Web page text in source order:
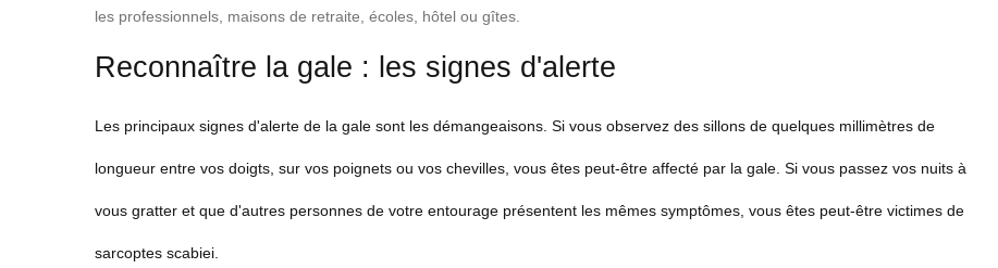
les professionnels, maisons de retraite, écoles, hôtel ou gîtes.
Reconnaître la gale : les signes d'alerte
Les principaux signes d'alerte de la gale sont les démangeaisons. Si vous observez des sillons de quelques millimètres de
longueur entre vos doigts, sur vos poignets ou vos chevilles, vous êtes peut-être affecté par la gale. Si vous passez vos nuits à
vous gratter et que d'autres personnes de votre entourage présentent les mêmes symptômes, vous êtes peut-être victimes de
sarcoptes scabiei.